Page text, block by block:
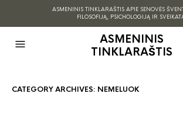
ASMENINIS TINKLARAŠTIS APIE SENOVĖS
FILOSOFIJĄ, PSICHOLOGIJĄ IR
ASMENINIS
TINKLARAŠTIS
CATEGORY ARCHIVES: NEMELUOK